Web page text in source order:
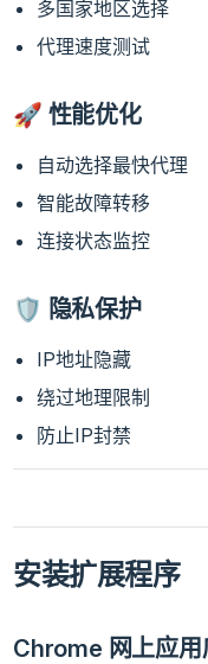
多国家地区选择
代理速度测试
🚀 性能优化
自动选择最快代理
智能故障转移
连接状态监控
🛡️ 隐私保护
IP地址隐藏
绕过地理限制
防止IP封禁
安装扩展程序
Chrome 网上应用